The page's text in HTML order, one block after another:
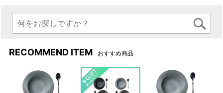
RECOMMEND ITEM おすすめ商品